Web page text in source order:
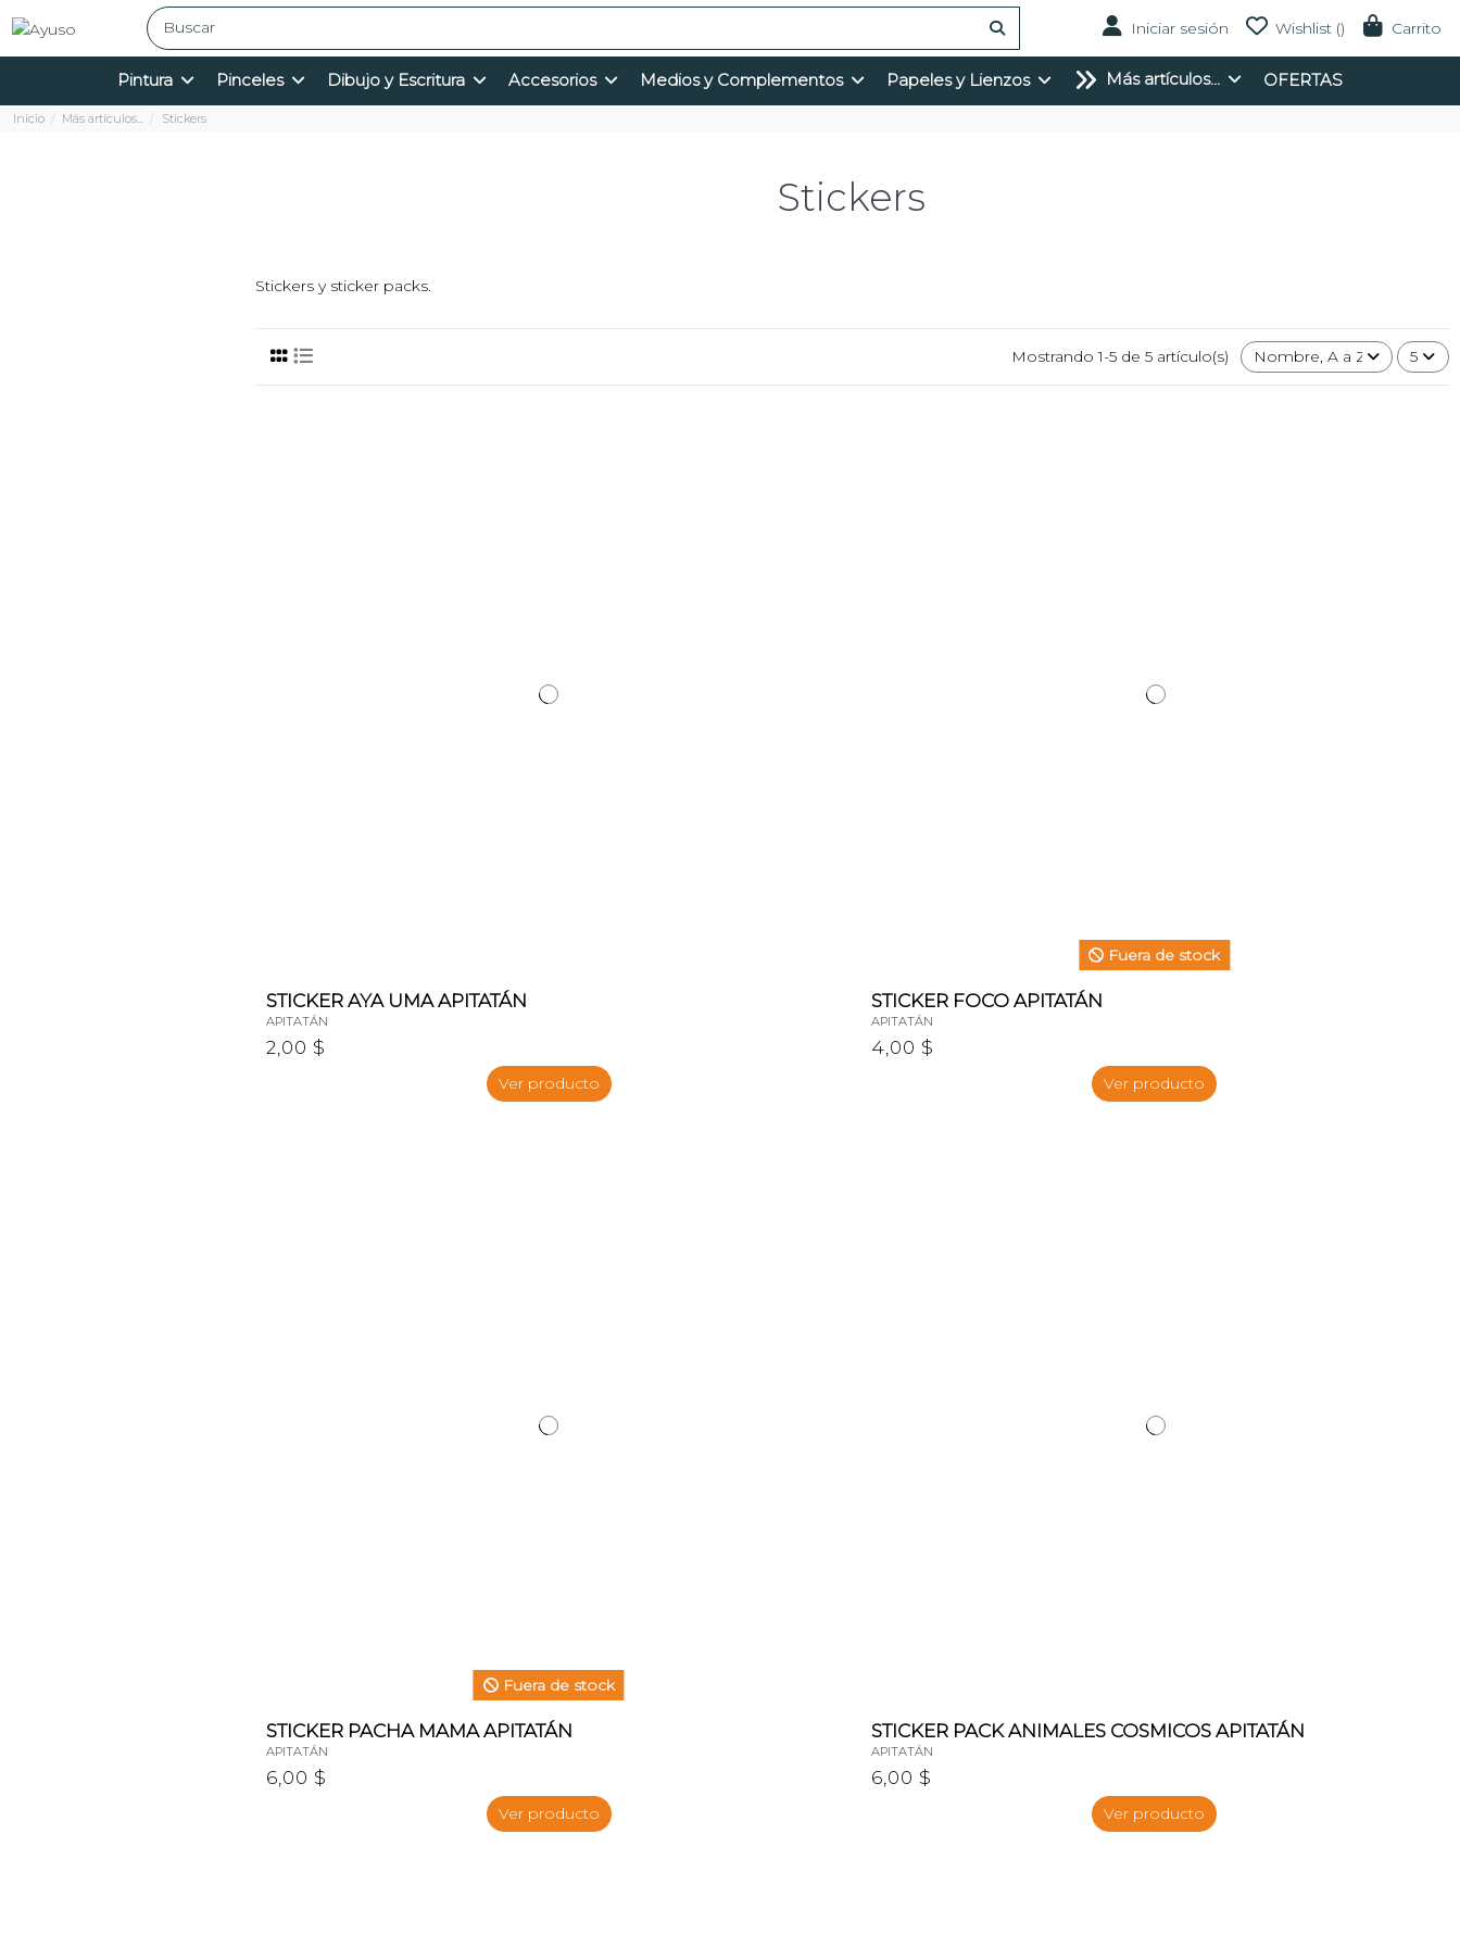
Iniciar sesión Wishlist () Carrito
Pintura Pinceles Dibujo y Escritura Accesorios Medios y Complementos Papeles y Lienzos Más artículos... OFERTAS
Inicio Más artículos... Stickers
Stickers
Stickers y sticker packs.
Mostrando 1-5 de 5 artículo(s) Nombre, A a Z 5
STICKER AYA UMA APITATÁN
APITATÁN
2,00 $
Ver producto
Fuera de stock
STICKER FOCO APITATÁN
APITATÁN
4,00 $
Ver producto
Fuera de stock
STICKER PACHA MAMA APITATÁN
APITATÁN
6,00 $
Ver producto
STICKER PACK ANIMALES COSMICOS APITATÁN
APITATÁN
6,00 $
Ver producto